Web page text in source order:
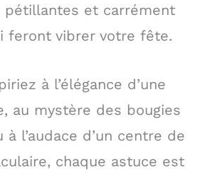
pétillantes et carrément
feront vibrer votre fête.
à l’élégance d’une
au mystère des bougies
l’audace d’un centre de
chaque astuce est